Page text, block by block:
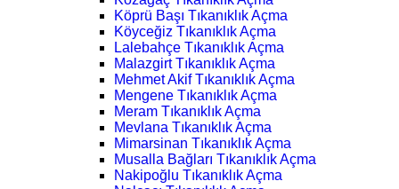
Köprü Başı Tıkanıklık Açma
Köyceğiz Tıkanıklık Açma
Lalebahçe Tıkanıklık Açma
Malazgirt Tıkanıklık Açma
Mehmet Akif Tıkanıklık Açma
Mengene Tıkanıklık Açma
Meram Tıkanıklık Açma
Mevlana Tıkanıklık Açma
Mimarsinan Tıkanıklık Açma
Musalla Bağları Tıkanıklık Açma
Nakipoğlu Tıkanıklık Açma